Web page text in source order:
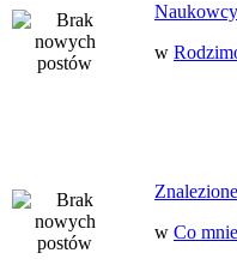
w
w Co